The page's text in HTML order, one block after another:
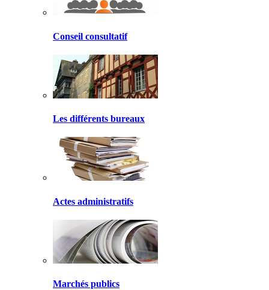
Conseil consultatif
Les différents bureaux
Actes administratifs
Marchés publics